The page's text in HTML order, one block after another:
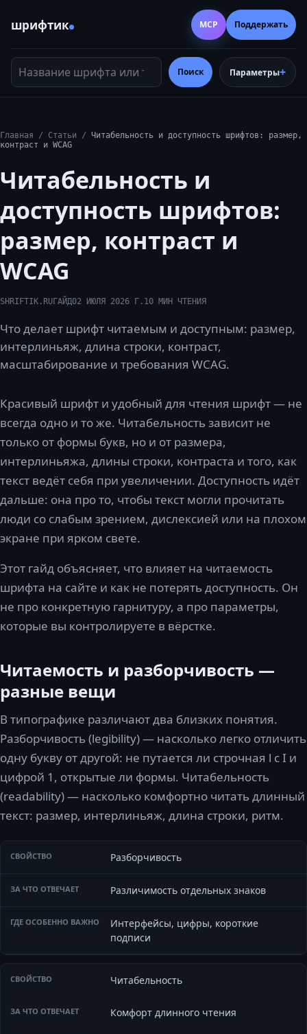
шрифтик
Название шрифта или тег
Поиск Параметры
MCP Поддержать
Главная / Статьи / Читабельность и доступность шрифтов: размер,
контраст и WCAG
Читабельность и
доступность шрифтов:
размер, контраст и
WCAG
SHRIFTIK.RUГАЙД02 ИЮЛЯ 2026 Г. 10 МИН ЧТЕНИЯ
Что делает шрифт читаемым и доступным: размер,
интерлиньяж, длина строки, контраст,
масштабирование и требования WCAG.
Красивый шрифт и удобный для чтения шрифт — не
всегда одно и то же. Читабельность зависит не
только от формы букв, но и от размера,
интерлиньяжа, длины строки, контраста и того, как
текст ведёт себя при увеличении. Доступность идёт
дальше: она про то, чтобы текст могли прочитать
люди со слабым зрением, дислексией или на плохом
экране при ярком свете.
Этот гайд объясняет, что влияет на читаемость
шрифта на сайте и как не потерять доступность. Он
не про конкретную гарнитуру, а про параметры,
которые вы контролируете в вёрстке.
Читаемость и разборчивость —
разные вещи
В типографике различают два близких понятия.
Разборчивость (legibility) — насколько легко отличить
одну букву от другой: не путается ли строчная l с I и
цифрой 1, открытые ли формы. Читабельность
(readability) — насколько комфортно читать длинный
текст: размер, интерлиньяж, длина строки, ритм.
Разборчивость
Различимость отдельных знаков
Интерфейсы, цифры, короткие
подписи
Читабельность
Комфорт длинного чтения